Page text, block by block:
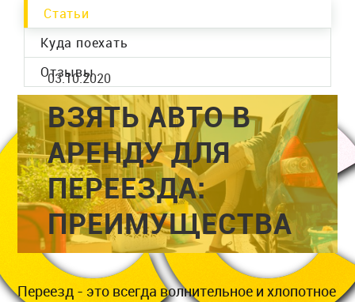
Статьи
Куда поехать
Отзывы
03.10.2020
ВЗЯТЬ АВТО В
АРЕНДУ ДЛЯ
ПЕРЕЕЗДА:
ПРЕИМУЩЕСТВА
Переезд - это всегда волнительное и хлопотное